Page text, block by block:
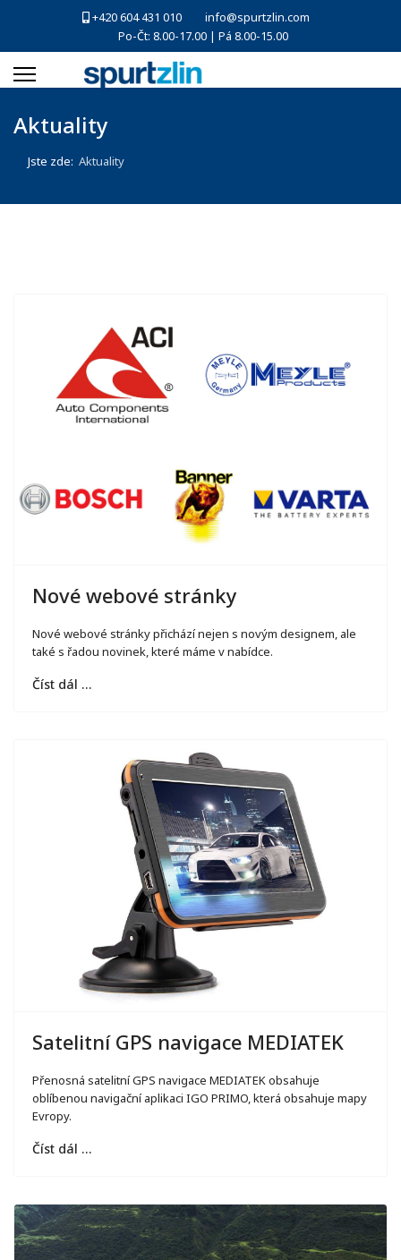
+420 604 431 010
info@spurtzlin.com
Po-Čt: 8.00-17.00 | Pá 8.00-15.00
Aktuality
Jste zde: Aktuality
Nové webové stránky
Nové webové stránky přichází nejen s novým designem, ale
také s řadou novinek, které máme v nabídce.
Číst dál …
Satelitní GPS navigace MEDIATEK
Přenosná satelitní GPS navigace MEDIATEK obsahuje
oblíbenou navigační aplikaci IGO PRIMO, která obsahuje mapy
Evropy.
Číst dál …